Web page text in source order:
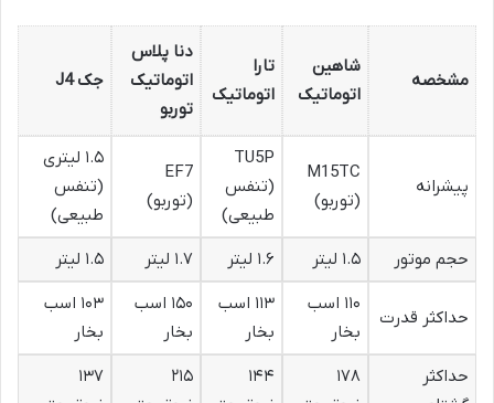
مشخصه
شاهین
اتوماتیک
تارا
اتوماتیک
دنا پلاس
اتوماتیک
توربو
جک J4
پیشرانه
M15TC
(توربو)
TU5P
(تنفس
طبیعی)
EF7
(توربو)
۱.۵ لیتری
(تنفس
طبیعی)
حجم موتور
۱.۵ لیتر ۱.۶ لیتر ۱.۷ لیتر ۱.۵ لیتر
حداکثر قدرت
۱۱۰ اسب
بخار
۱۱۳ اسب
بخار
۱۵۰ اسب
بخار
۱۰۳ اسب
بخار
حداکثر
۱۷۸
۱۴۴
۲۱۵
۱۳۷